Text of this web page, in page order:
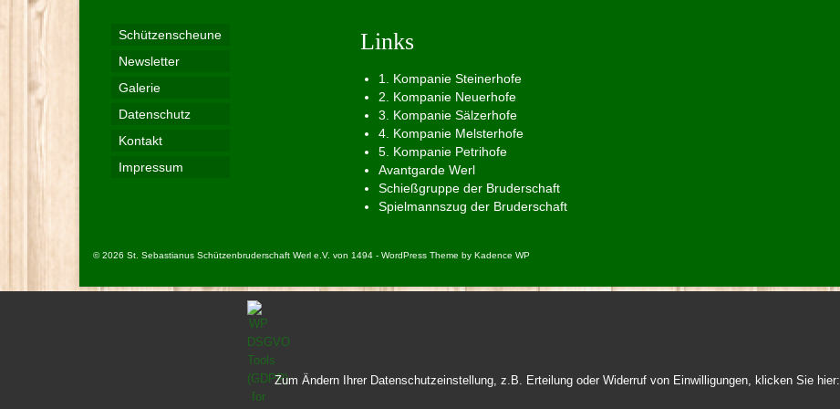
Schützenscheune
Newsletter
Galerie
Datenschutz
Kontakt
Impressum
Links
1. Kompanie Steinerhofe
2. Kompanie Neuerhofe
3. Kompanie Sälzerhofe
4. Kompanie Melsterhofe
5. Kompanie Petrihofe
Avantgarde Werl
Schießgruppe der Bruderschaft
Spielmannszug der Bruderschaft
© 2026 St. Sebastianus Schützenbruderschaft Werl e.V. von 1494 - WordPress Theme by Kadence WP
Zum Ändern Ihrer Datenschutzeinstellung, z.B. Erteilung oder Widerruf von Einwilligungen, klicken Sie hier: